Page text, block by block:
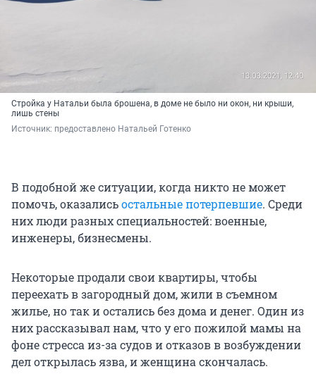
Стройка у Натальи была брошена, в доме не было ни окон, ни крыши,
лишь стены
Источник: предоставлено Натальей Готенко
В подобной же ситуации, когда никто не может
помочь, оказалисьостальные потерпевшие. Среди
них люди разных специальностей: военные,
инженеры, бизнесмены.
Некоторые продали свои квартиры, чтобы
переехать в загородный дом, жили в съемном
жилье, но так и остались без дома и денег. Один из
них рассказывал нам, что у его пожилой мамы на
фоне стресса из-за судов и отказов в возбуждении
дел открылась язва, и женщина скончалась.